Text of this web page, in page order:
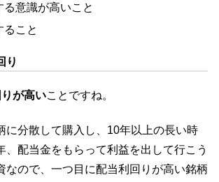
る意識が高いこと
ること
り
が高いことですね。
に分散して購入し、10年以上の長い時
、配当金をもらって利益を出して行こう
なので、一つ目に配当利回りが高い銘柄